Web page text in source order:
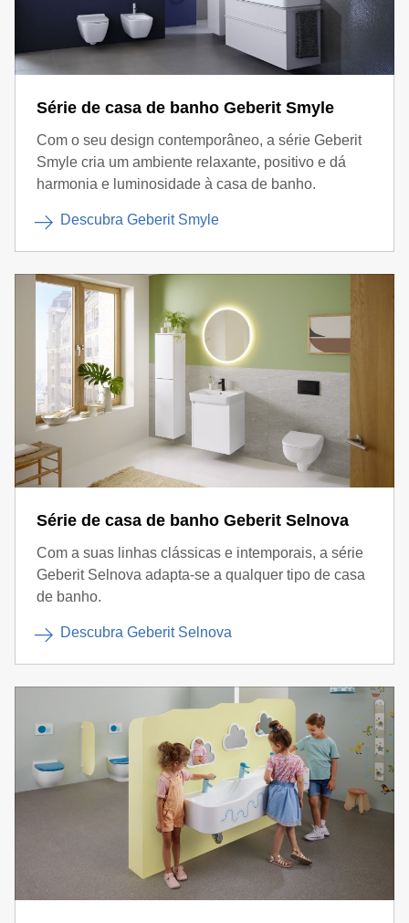
Série de casa de banho Geberit Smyle
Com o seu design contemporâneo, a série Geberit
Smyle cria um ambiente relaxante, positivo e dá
harmonia e luminosidade à casa de banho.
Descubra Geberit Smyle
Série de casa de banho Geberit Selnova
Com a suas linhas clássicas e intemporais, a série
Geberit Selnova adapta-se a qualquer tipo de casa
de banho.
Descubra Geberit Selnova